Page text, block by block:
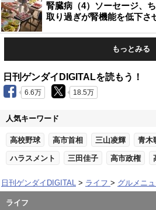
腎臓病（4）ソーセージ、
取り過ぎが腎機能を低下さ
もっとみる
日刊ゲンダイDIGITALを読もう！
6.6万 18.5万
人気キーワード
高校野球 高市首相 三山凌輝 青木
ハラスメント 三田佳子 高市政権
日刊ゲンダイDIGITAL ライフ グルメニ
ライフ